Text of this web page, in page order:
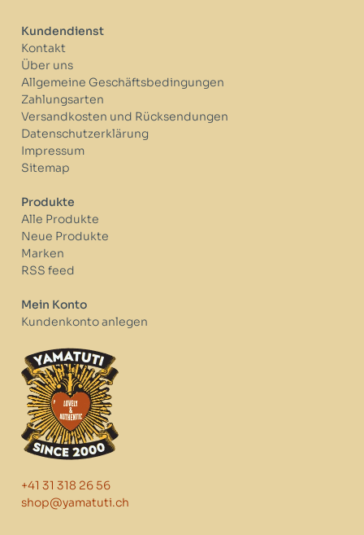
Kundendienst
Kontakt
Über uns
Allgemeine Geschäftsbedingungen
Zahlungsarten
Versandkosten und Rücksendungen
Datenschutzerklärung
Impressum
Sitemap
Produkte
Alle Produkte
Neue Produkte
Marken
RSS feed
Mein Konto
Kundenkonto anlegen
+41 31 318 26 56
shop@yamatuti.ch